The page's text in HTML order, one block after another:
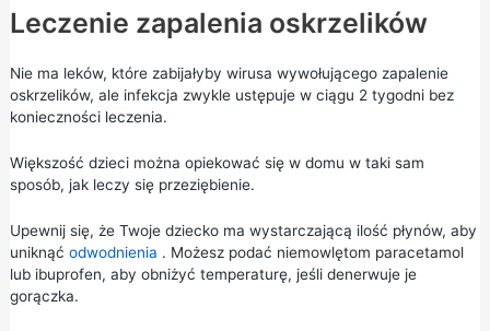
Leczenie zapalenia oskrzelików
Nie ma leków, które zabijałyby wirusa wywołującego zapalenie
oskrzelików, ale infekcja zwykle ustępuje w ciągu 2 tygodni bez
konieczności leczenia.
Większość dzieci można opiekować się w domu w taki sam
sposób, jak leczy się przeziębienie.
Upewnij się, że Twoje dziecko ma wystarczającą ilość płynów, aby
uniknąć odwodnienia . Możesz podać niemowlętom paracetamol
lub ibuprofen, aby obniżyć temperaturę, jeśli denerwuje je
gorączka.